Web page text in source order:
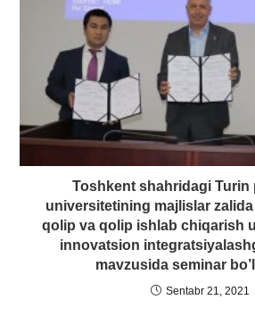
Toshkent shahridagi Turin
universitetining majlislar zalida
qolip va qolip ishlab chiqarish
innovatsion
mavzusida seminar
Sentabr 21, 2021